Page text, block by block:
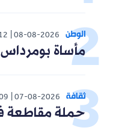
الوطن 08-08-2026
مأساة
ثقافة 07-08-2026
حملة مقاطعة